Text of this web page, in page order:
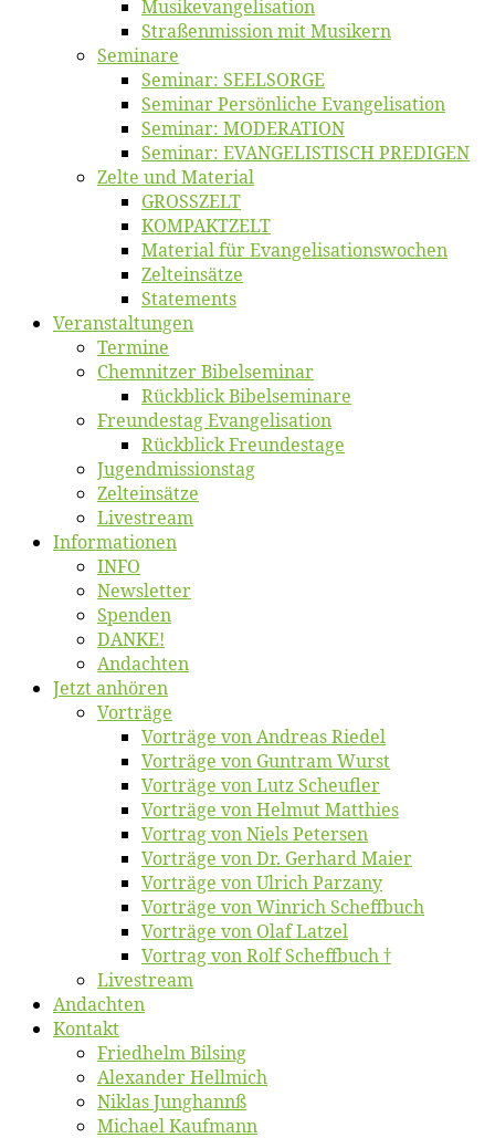
Musikevan­ge­li­sa­tion
Straßenmis­sion mit Musikern
Se­mi­na­re
Se­mi­nar: SEELSORGE
Se­mi­nar Per­sön­li­che Evangelisation
Se­mi­nar: MODERATION
Se­mi­nar: EVANGELISTISCH PREDIGEN
Zel­te und Material
GROSSZELT
KOMPAKTZELT
Ma­te­ri­al für Evangelisationswochen
Zelt­ein­sät­ze
State­ments
Ver­an­stal­tun­gen
Ter­mi­ne
Chemnit­zer Bibelseminar
Rück­blick Bibelseminare
Freun­des­tag Evangelisation
Rück­blick Freundestage
Jugend­mis­sions­tag
Zelt­ein­sät­ze
Live­stream
Informatio­nen
INFO
News­let­ter
Spen­den
DANKE!
An­dach­ten
Jetzt an­hö­ren
Vor­trä­ge
Vor­trä­ge von An­dre­as Riedel
Vor­trä­ge von Gun­tram Wurst
Vor­trä­ge von Lutz Scheufler
Vor­trä­ge von Hel­mut Matthies
Vor­trag von Niels Petersen
Vor­trä­ge von Dr. Ger­hard Maier
Vor­trä­ge von Ul­rich Parzany
Vor­trä­ge von Win­rich Scheffbuch
Vor­trä­ge von Olaf Latzel
Vor­trag von Rolf Scheffbuch †
Live­stream
An­dach­ten
Kon­takt
Fried­helm Bilsing
Alex­an­der Hellmich
Ni­klas Junghannß
Mi­cha­el Kaufmann